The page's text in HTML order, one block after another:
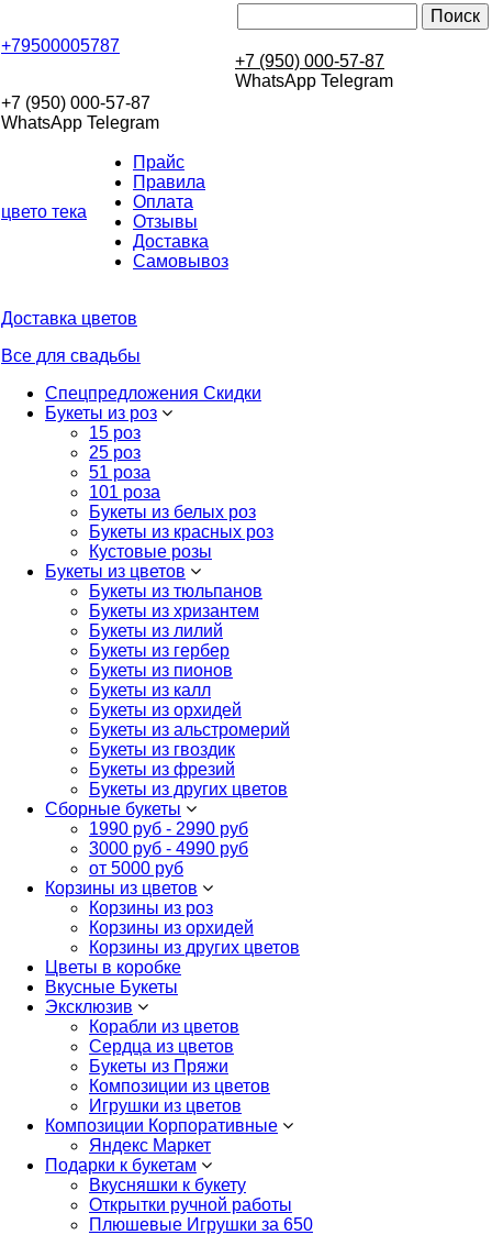
+79500005787
+7 (950) 000-57-87
WhatsApp Telegram
+7 (950) 000-57-87
WhatsApp Telegram
цвето тека
Прайс
Правила
Оплата
Отзывы
Доставка
Самовывоз
Доставка цветов
Все для свадьбы
Спецпредложения Скидки
Букеты из роз
15 роз
25 роз
51 роза
101 роза
Букеты из белых роз
Букеты из красных роз
Кустовые розы
Букеты из цветов
Букеты из тюльпанов
Букеты из хризантем
Букеты из лилий
Букеты из гербер
Букеты из пионов
Букеты из калл
Букеты из орхидей
Букеты из альстромерий
Букеты из гвоздик
Букеты из фрезий
Букеты из других цветов
Сборные букеты
1990 руб - 2990 руб
3000 руб - 4990 руб
от 5000 руб
Корзины из цветов
Корзины из роз
Корзины из орхидей
Корзины из других цветов
Цветы в коробке
Вкусные Букеты
Эксклюзив
Корабли из цветов
Сердца из цветов
Букеты из Пряжи
Композиции из цветов
Игрушки из цветов
Композиции Корпоративные
Яндекс Маркет
Подарки к букетам
Вкусняшки к букету
Открытки ручной работы
Плюшевые Игрушки за 650